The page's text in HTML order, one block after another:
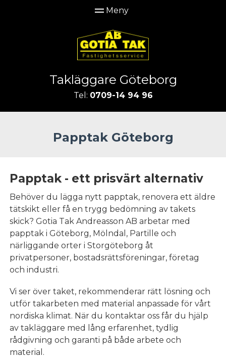
Takläggare Göteborg
Tel: 0709-14 94 96
Papptak Göteborg
Papptak - ett prisvärt alternativ
Behöver du lägga nytt papptak, renovera ett äldre
tätskikt eller få en trygg bedömning av takets
skick? Gotia Tak Andreasson AB arbetar med
papptak i Göteborg, Mölndal, Partille och
närliggande orter i Storgöteborg åt
privatpersoner, bostadsrättsföreningar, företag
och industri.
Vi ser över taket, rekommenderar rätt lösning och
utför takarbeten med material anpassade för vårt
nordiska klimat. När du kontaktar oss får du hjälp
av takläggare med lång erfarenhet, tydlig
rådgivning och garanti på både arbete och
material.